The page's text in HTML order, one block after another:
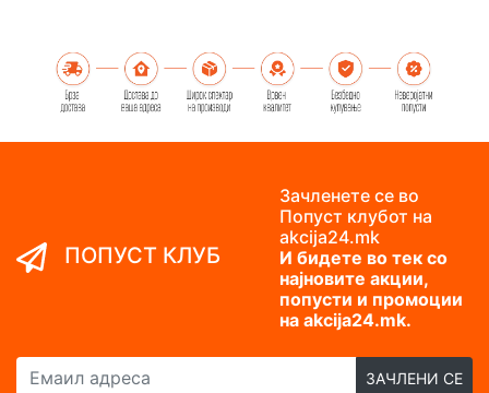
ПОПУСТ КЛУБ
Зачленете се во
Попуст клубот на
akcija24.mk
И бидете во тек со
најновите акции,
попусти и промоции
на akcija24.mk.
Емаил адреса
ЗАЧЛЕНИ СЕ